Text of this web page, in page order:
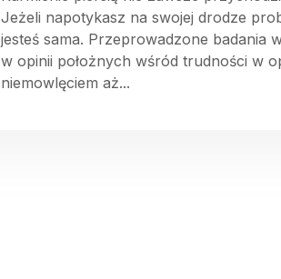
Jeżeli napotykasz na swojej drodze
jesteś sama. Przeprowadzone badania
w opinii położnych wśród trudności w
niemowlęciem aż...